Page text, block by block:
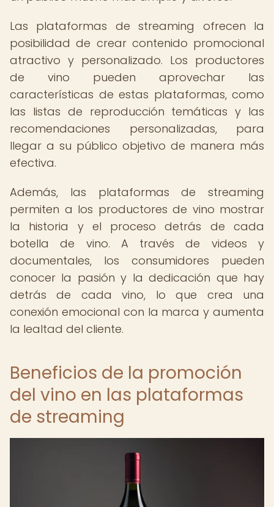
Las plataformas de streaming ofrecen la
posibilidad de crear contenido promocional
atractivo y personalizado. Los productores
de vino pueden aprovechar las
características de estas plataformas, como
las listas de reproducción temáticas y las
recomendaciones personalizadas, para
llegar a su público objetivo de manera más
efectiva.
Además, las plataformas de streaming
permiten a los productores de vino mostrar
la historia y el proceso detrás de cada
botella de vino. A través de videos y
documentales, los consumidores pueden
conocer la pasión y la dedicación que hay
detrás de cada vino, lo que crea una
conexión emocional con la marca y aumenta
la lealtad del cliente.
Beneficios de la promoción
del vino en las plataformas
de streaming